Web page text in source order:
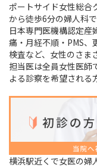
ポートサイド女性総合
から徒歩6分の婦人科で
日本専門医機構認定産
痛・月経不順・PMS、
検査など、女性のさま
担当医は全員女性医師
よる診察を希望される
横浜駅近くで女医の婦